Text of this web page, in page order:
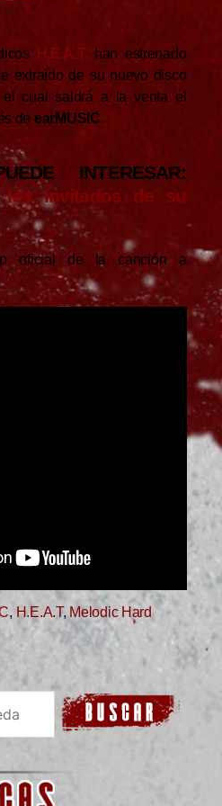
H.E.A.T. han estrenado
extraído de su nuevo disco
cual saldrá a la venta el
de earMUSIC.
INTERESAR:
los invitados de su
oficial de la canción a
, H.E.A.T,Melodic Hard